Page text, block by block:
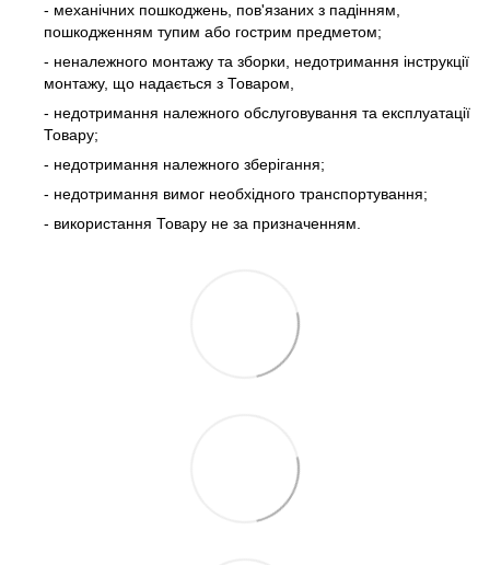
- механічних пошкоджень, пов'язаних з падінням,
пошкодженням тупим або гострим предметом;
- неналежного монтажу та зборки, недотримання інструкції
монтажу, що надається з Товаром,
- недотримання належного обслуговування та експлуатації
Товару;
- недотримання належного зберігання;
- недотримання вимог необхідного транспортування;
- використання Товару не за призначенням.